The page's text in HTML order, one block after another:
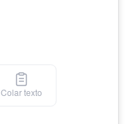
Colar texto